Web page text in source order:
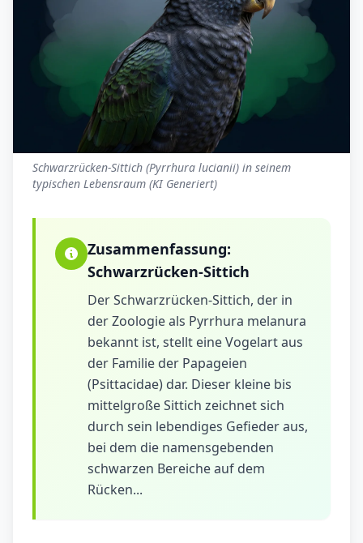
Schwarzrücken-Sittich (Pyrrhura lucianii) in seinem
typischen Lebensraum (KI Generiert)
Zusammenfassung:
Schwarzrücken-Sittich
Der Schwarzrücken-Sittich, der in
der Zoologie als Pyrrhura melanura
bekannt ist, stellt eine Vogelart aus
der Familie der Papageien
(Psittacidae) dar. Dieser kleine bis
mittelgroße Sittich zeichnet sich
durch sein lebendiges Gefieder aus,
bei dem die namensgebenden
schwarzen Bereiche auf dem
Rücken...